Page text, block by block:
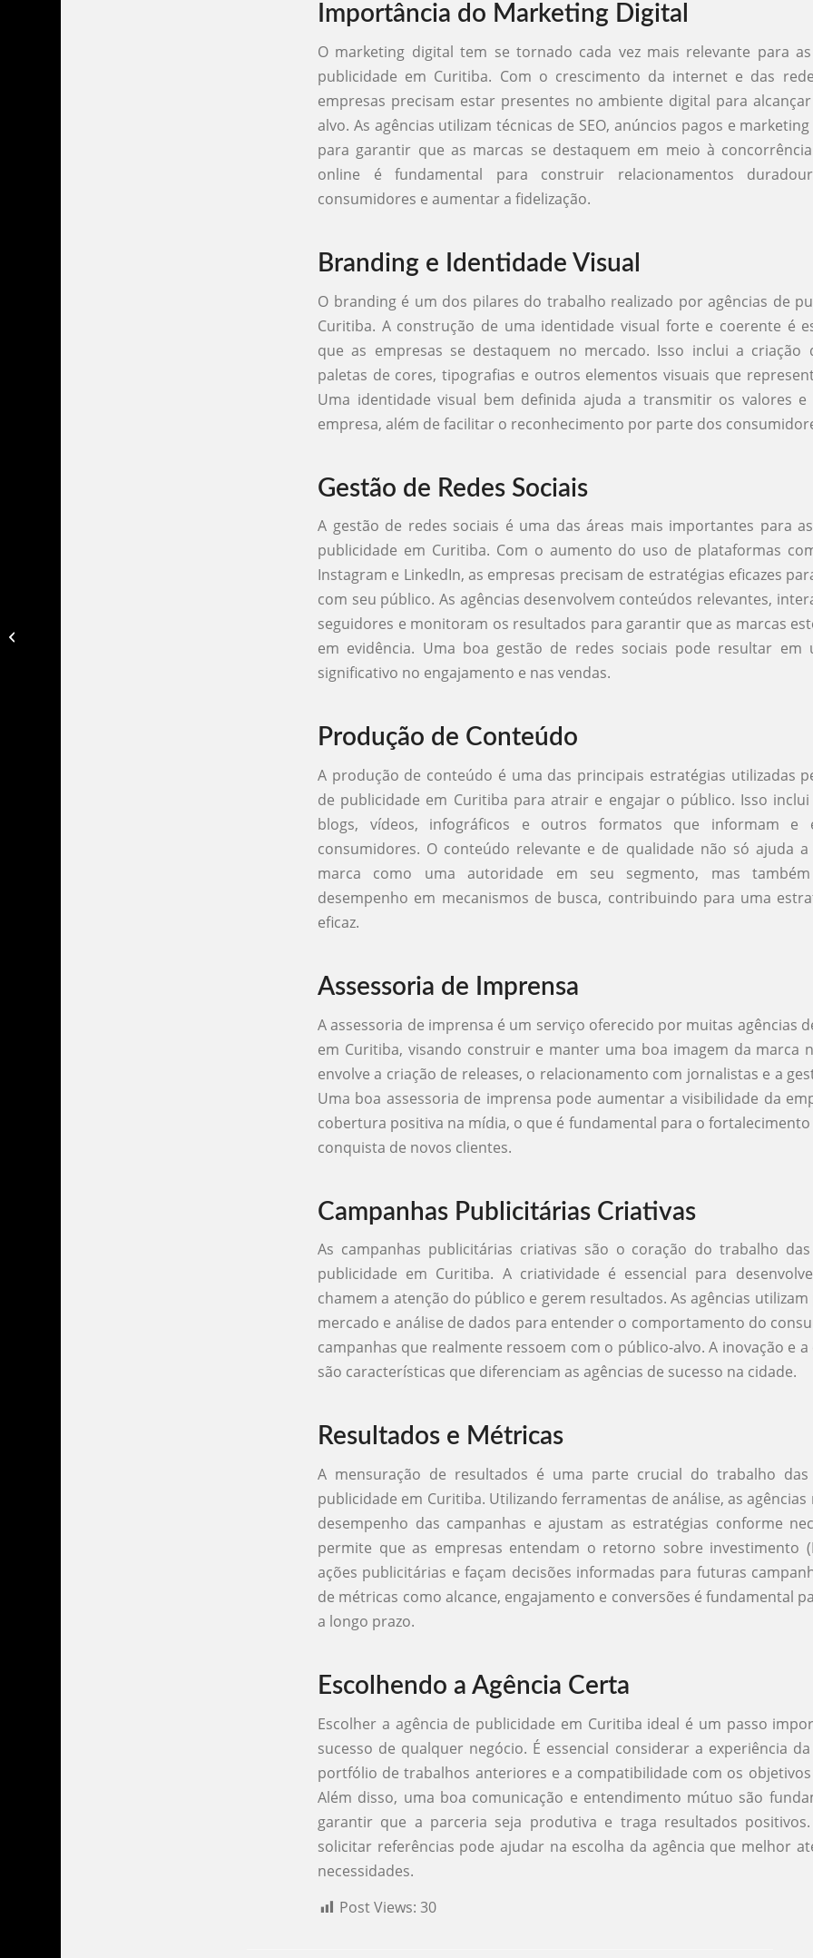
Importância do Marketing Digital
O marketing digital tem se tornado cada vez mais relevante para
publicidade em Curitiba. Com o crescimento da internet e das
empresas precisam estar presentes no ambiente digital para
alvo. As agências utilizam técnicas de SEO, anúncios pagos e
para garantir que as marcas se destaquem em meio à
online é fundamental para construir relacionamentos
consumidores e aumentar a fidelização.
Branding e Identidade Visual
O branding é um dos pilares do trabalho realizado por agências de
Curitiba. A construção de uma identidade visual forte e coerente é
que as empresas se destaquem no mercado. Isso inclui a criação
paletas de cores, tipografias e outros elementos visuais que
Uma identidade visual bem definida ajuda a transmitir os valores e
empresa, além de facilitar o reconhecimento por parte dos
Gestão de Redes Sociais
A gestão de redes sociais é uma das áreas mais importantes para
publicidade em Curitiba. Com o aumento do uso de plataformas
Instagram e LinkedIn, as empresas precisam de estratégias eficazes
com seu público. As agências desenvolvem conteúdos relevantes,
seguidores e monitoram os resultados para garantir que as marcas
em evidência. Uma boa gestão de redes sociais pode resultar em
significativo no engajamento e nas vendas.
Produção de Conteúdo
A produção de conteúdo é uma das principais estratégias utilizadas
de publicidade em Curitiba para atrair e engajar o público. Isso
blogs, vídeos, infográficos e outros formatos que informam e
consumidores. O conteúdo relevante e de qualidade não só ajuda
marca como uma autoridade em seu segmento, mas
desempenho em mecanismos de busca, contribuindo para uma
eficaz.
Assessoria de Imprensa
A assessoria de imprensa é um serviço oferecido por muitas agências
em Curitiba, visando construir e manter uma boa imagem da marca
envolve a criação de releases, o relacionamento com jornalistas e a
Uma boa assessoria de imprensa pode aumentar a visibilidade da
cobertura positiva na mídia, o que é fundamental para o fortalecimento
conquista de novos clientes.
Campanhas Publicitárias Criativas
As campanhas publicitárias criativas são o coração do trabalho
publicidade em Curitiba. A criatividade é essencial para
chamem a atenção do público e gerem resultados. As agências utilizam
mercado e análise de dados para entender o comportamento do
campanhas que realmente ressoem com o público-alvo. A inovação e
são características que diferenciam as agências de sucesso na cidade.
Resultados e Métricas
A mensuração de resultados é uma parte crucial do trabalho das
publicidade em Curitiba. Utilizando ferramentas de análise, as
desempenho das campanhas e ajustam as estratégias conforme
permite que as empresas entendam o retorno sobre investimento
ações publicitárias e façam decisões informadas para futuras
de métricas como alcance, engajamento e conversões é fundamental
a longo prazo.
Escolhendo a Agência Certa
Escolher a agência de publicidade em Curitiba ideal é um passo
sucesso de qualquer negócio. É essencial considerar a experiência
portfólio de trabalhos anteriores e a compatibilidade com os
Além disso, uma boa comunicação e entendimento mútuo são
garantir que a parceria seja produtiva e traga resultados
solicitar referências pode ajudar na escolha da agência que melhor
necessidades.
Post Views: 30